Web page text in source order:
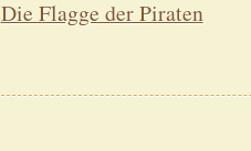
Die Flagge der Piraten